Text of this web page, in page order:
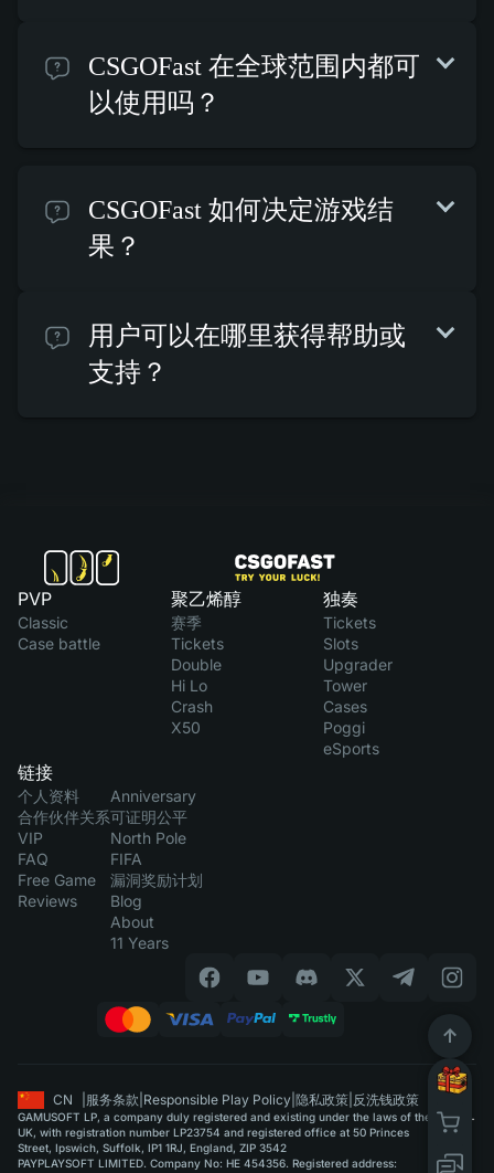
CSGOFast 在全球范围内都可
以使用吗？
CSGOFast 如何决定游戏结
果？
用户可以在哪里获得帮助或
支持？
PVP
Classic
Case battle
聚乙烯醇
赛季
Tickets
Double
Hi Lo
Crash
X50
独奏
Tickets
Slots
Upgrader
Tower
Cases
Poggi
eSports
链接
个人资料
合作伙伴关系
VIP
FAQ
Free Game
Reviews
Anniversary
可证明公平
North Pole
FIFA
漏洞奖励计划
Blog
About
11 Years
CN 服务条款 Responsible Play Policy 隐私政策 反洗钱政策
GAMUSOFT LP, a company duly registered and existing under the laws of the
UK, with registration number LP23754 and registered office at 50 Princes
Street, Ipswich, Suffolk, IP1 1RJ, England, ZIP 3542
PAYPLAYSOFT LIMITED. Company No: HE 454356. Registered address: